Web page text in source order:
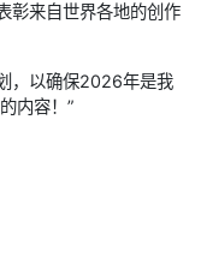
彰来自世界各地的创作
，以确保2026年是我
内容！”